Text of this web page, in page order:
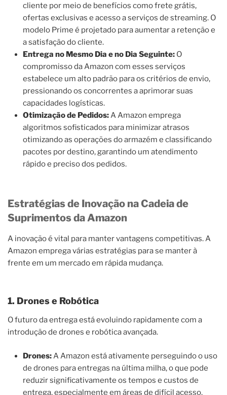
cliente por meio de benefícios como frete grátis,
ofertas exclusivas e acesso a serviços de streaming. O
modelo Prime é projetado para aumentar a retenção e
a satisfação do cliente.
Entrega no Mesmo Dia e no Dia Seguinte: O
compromisso da Amazon com esses serviços
estabelece um alto padrão para os critérios de envio,
pressionando os concorrentes a aprimorar suas
capacidades logísticas.
Otimização de Pedidos:A Amazon emprega
algoritmos sofisticados para minimizar atrasos
otimizando as operações do armazém e classificando
pacotes por destino, garantindo um atendimento
rápido e preciso dos pedidos.
Estratégias de Inovação na Cadeia de
Suprimentos da Amazon
A inovação é vital para manter vantagens competitivas. A
Amazon emprega várias estratégias para se manter à
frente em um mercado em rápida mudança.
1. Drones e Robótica
O futuro da entrega está evoluindo rapidamente com a
introdução de drones e robótica avançada.
Drones:A Amazon está ativamente perseguindo o uso
de drones para entregas na última milha, o que pode
reduzir significativamente os tempos e custos de
entrega, especialmente em áreas de difícil acesso.